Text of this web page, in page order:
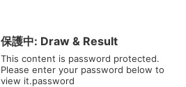
保護中: Draw & Result
This content is password protected.
Please enter your password below to
view it.password